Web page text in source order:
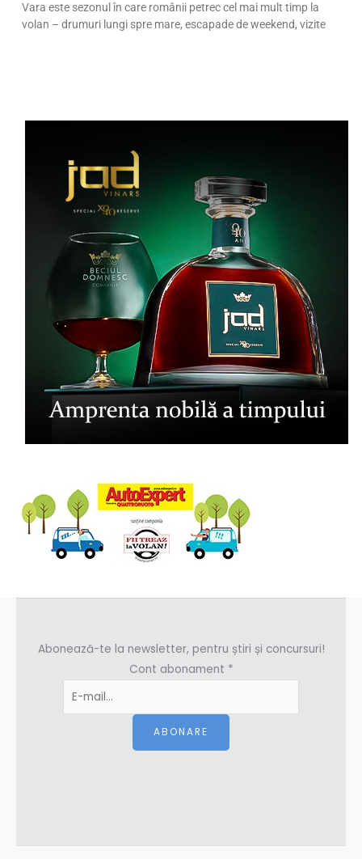
Vara este sezonul în care românii petrec cel mai mult timp la
volan – drumuri lungi spre mare, escapade de weekend, vizite
Abonează-te la newsletter, pentru știri și concursuri!
Cont abonament *
ABONARE